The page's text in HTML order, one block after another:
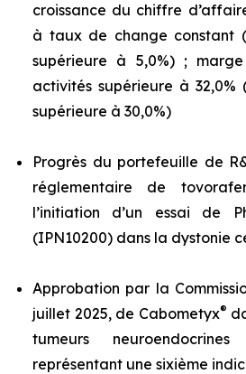
croissance du chiffre
à taux de change constant
supérieure à 5,0%) ;
activités supérieure à
supérieure à 30,0%)
Progrès du portefeuille de
réglementaire de
l’initiation d’un essai de
(IPN10200) dans la dystonie
Approbation par la
juillet 2025, de Cabometyx®
tumeurs
représentant une sixième